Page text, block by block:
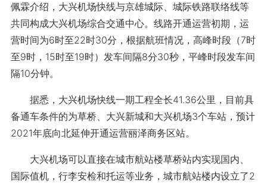
佩霖介绍，大兴机场快线与京雄城际、城际铁路联络线等
共同构成大兴机场综合交通中心。线路开通运营初期，运
营时间为6时至22时30分，根据航班情况，高峰时段（7时
至9时，15时至19时）发车间隔8分30秒，平峰时段发车间
隔10分钟。
据悉，大兴机场快线一期工程全长41.36公里，目前具
备通车条件的为草桥、大兴新城和大兴机场3个车站，预计
2021年底向北延伸开通运营丽泽商务区站。
大兴机场可以直接在城市航站楼草桥站内实现国内、
国际值机，行李安检和托运等业务，城市航站楼内设立了2